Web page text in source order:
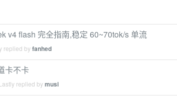
v4 flash 完全指南,稳定 60~70tok/s 单流
replied byfanhed
卡不卡
replied bymusi